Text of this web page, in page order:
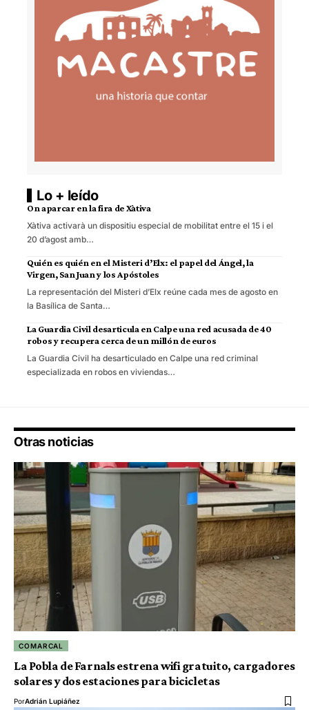
Lo + leído
On aparcar en la fira de Xàtiva
Xàtiva activarà un dispositiu especial de mobilitat entre el 15 i el
20 d’agost amb…
Quién es quién en el Misteri d’Elx: el papel del Ángel, la
Virgen, San Juan y los Apóstoles
La representación del Misteri d’Elx reúne cada mes de agosto en
la Basílica de Santa…
La Guardia Civil desarticula en Calpe una red acusada de 40
robos y recupera cerca de un millón de euros
La Guardia Civil ha desarticulado en Calpe una red criminal
especializada en robos en viviendas…
Otras noticias
COMARCAL
La Pobla de Farnals estrena wifi gratuito, cargadores
solares y dos estaciones para bicicletas
PorAdrián Lupiáñez